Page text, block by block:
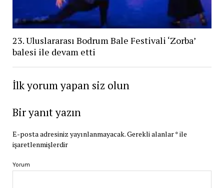
23. Uluslararası Bodrum Bale Festivali ‘Zorba’
balesi ile devam etti
İlk yorum yapan siz olun
Bir yanıt yazın
E-posta adresiniz yayınlanmayacak.Gerekli alanlar*ile
işaretlenmişlerdir
Yorum